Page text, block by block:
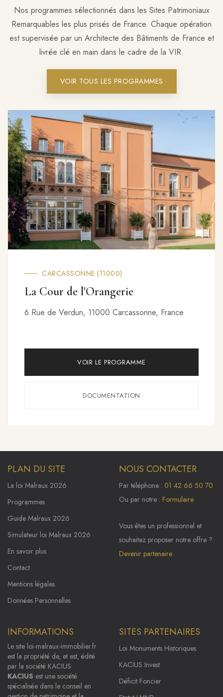
Nos programmes sélectionnés dans les Sites Patrimoniaux
Remarquables les plus prisés de France. Chaque opération
est supervisée par un Architecte des Bâtiments de France et
livrée clé en main dans le cadre de la VIR.
VOIR TOUS LES PROGRAMMES
TROYES (10000)
Marquise
53 Rue Turenne, 10000 Troyes, France
VOIR LE PROGRAMME
DOCUMENTATION
PLAN DU SITE
La loi Malraux 2026
Programmes
Guide Malraux 2026
Simulateur loi Malraux 2026
En savoir plus
Contact
Mentions légales
Données Personnelles
NOUS CONTACTER
Par téléphone : 01 42 66 50 70
Ou par notre : Formulaire
Vous êtes un professionnel et
souhaitez proposer notre offre ?
Devenir partenaire
INFORMATIONS
Le site loi-malraux-immobilier.fr
est la propriété de, et est, édité
par la société KACIUS.
KACIUS est une société
spécialisée dans le conseil en
SITES PARTENAIRES
Loi Monuments Historiques
KACIUS Invest
Déficit Foncier